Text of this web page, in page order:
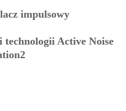
impulsowy
Active Noise